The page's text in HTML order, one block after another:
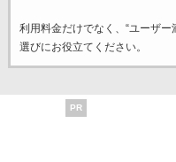
利用料金だけでなく、“ユーザ
選びにお役立てください。
PR